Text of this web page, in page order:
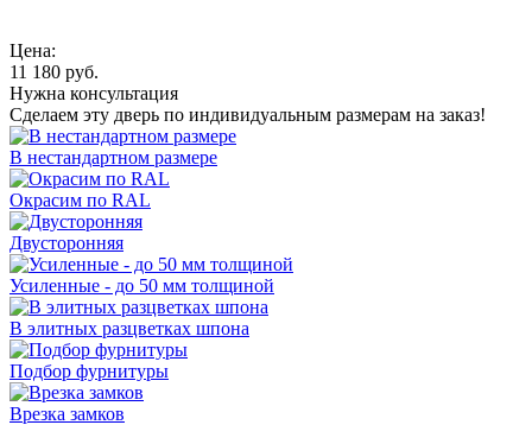
Цена:
11 180 руб.
Нужна консультация
Сделаем эту дверь по индивидуальным размерам на заказ!
В нестандартном размере
Окрасим по RAL
Двусторонняя
Усиленные - до 50 мм толщиной
В элитных разцветках шпона
Подбор фурнитуры
Врезка замков